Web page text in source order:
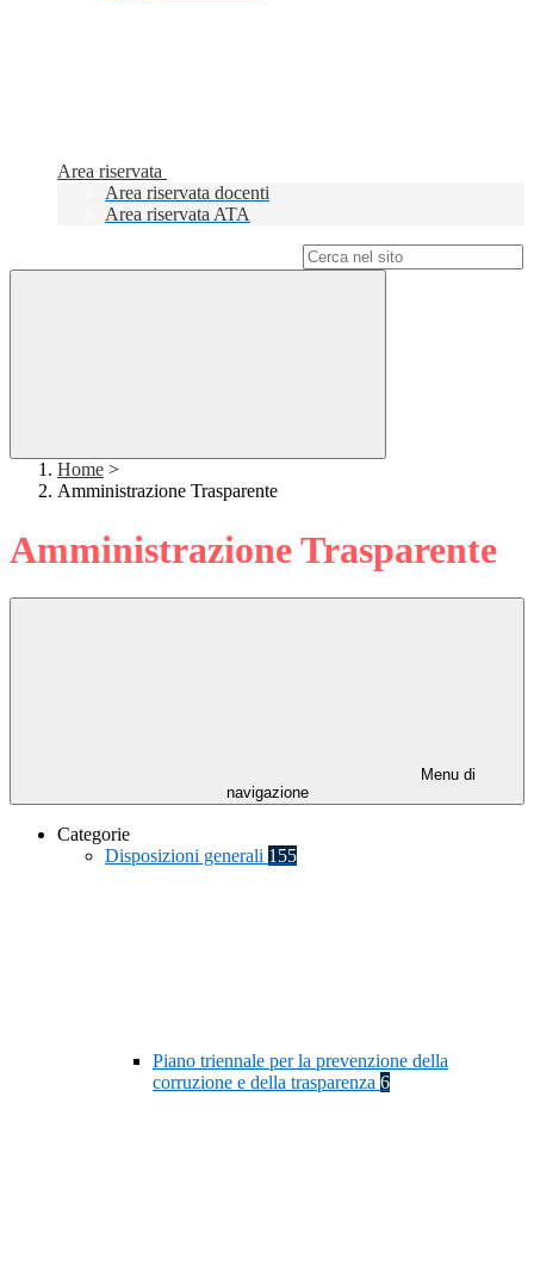
Area riservata
Area riservata docenti
Area riservata ATA
Home >
Amministrazione Trasparente
Amministrazione Trasparente
Menu di
navigazione
Categorie
Disposizioni generali 155
Piano triennale per la prevenzione della
corruzione e della trasparenza 6